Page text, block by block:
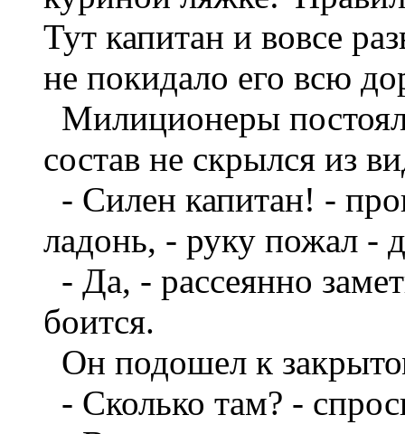
Тут капитан и вовсе
не покидало его всю
Милиционеры
состав не скрылся из
- Силен капитан! -
ладонь, - руку пожал -
- Да, - рассеянно
боится.
Он подошел к
- Сколько там? -